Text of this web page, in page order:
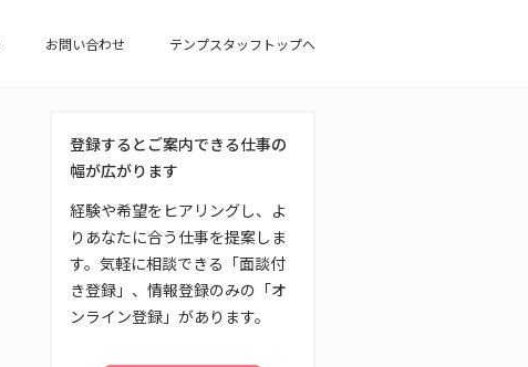
お問い合わせ テンプスタッフトップへ
登録するとご案内できる仕事の
幅が広がります
経験や希望をヒアリングし、よ
りあなたに合う仕事を提案しま
す。気軽に相談できる「面談付
き登録」、情報登録のみの「オ
ンライン登録」があります。